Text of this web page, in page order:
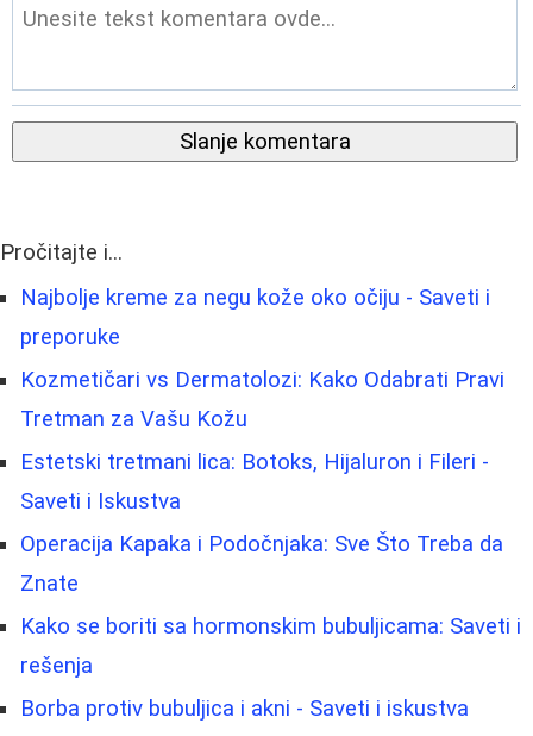
Slanje komentara
Pročitajte i...
Najbolje kreme za negu kože oko očiju - Saveti i
preporuke
Kozmetičari vs Dermatolozi: Kako Odabrati Pravi
Tretman za Vašu Kožu
Estetski tretmani lica: Botoks, Hijaluron i Fileri -
Saveti i Iskustva
Operacija Kapaka i Podočnjaka: Sve Što Treba da
Znate
Kako se boriti sa hormonskim bubuljicama: Saveti i
rešenja
Borba protiv bubuljica i akni - Saveti i iskustva